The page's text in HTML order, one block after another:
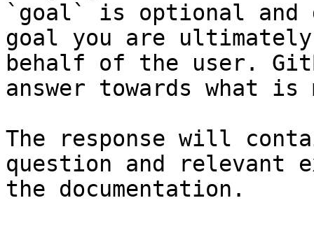
`goal` is optional and
goal you are
behalf of the user.
answer towards what
The response will
question and relevant
the documentation.